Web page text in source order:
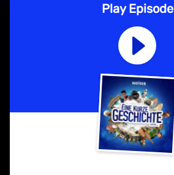
Play Episode